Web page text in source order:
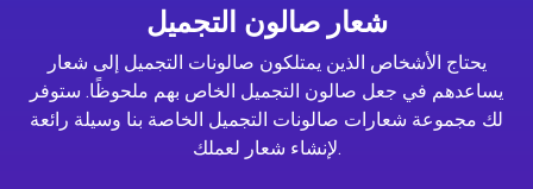
شعار صالون التجميل
يحتاج الأشخاص الذين يمتلكون صالونات التجميل إلى شعار
يساعدهم في جعل صالون التجميل الخاص بهم ملحوظًا. ستوفر
لك مجموعة شعارات صالونات التجميل الخاصة بنا وسيلة رائعة
لإنشاء شعار لعملك.